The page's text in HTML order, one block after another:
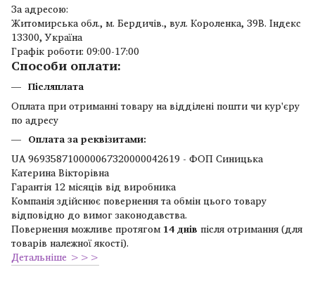
За адресою:
Житомирська обл., м. Бердичів., вул. Короленка, 39В. Індекс
13300, Україна
Графік роботи: 09:00-17:00
Способи оплати:
Післяплата
Оплата при отриманні товару на відділені пошти чи кур'єру
по адресу
Оплата за реквізитами:
UA 969358710000067320000042619 - ФОП Синицька
Катерина Вікторівна
Гарантія 12 місяців від виробника
Компанія здійснює повернення та обмін цього товару
відповідно до вимог законодавства.
Повернення можливе протягом 14 днів після отримання (для
товарів належної якості).
Детальніше >>>